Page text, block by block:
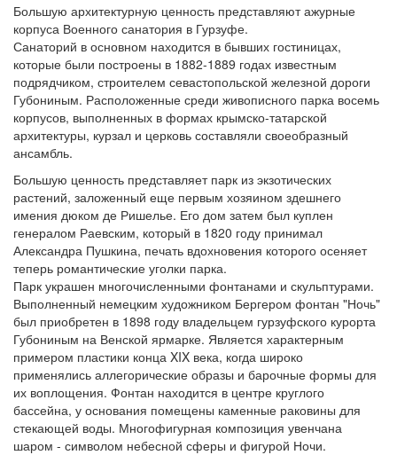
Большую архитектурную ценность представляют ажурные
корпуса Военного санатория в Гурзуфе.
Санаторий в основном находится в бывших гостиницах,
которые были построены в 1882-1889 годах известным
подрядчиком, строителем севастопольской железной дороги
Губониным. Расположенные среди живописного парка восемь
корпусов, выполненных в формах крымско-татарской
архитектуры, курзал и церковь составляли своеобразный
ансамбль.
Большую ценность представляет парк из экзотических
растений, заложенный еще первым хозяином здешнего
имения дюком де Ришелье. Его дом затем был куплен
генералом Раевским, который в 1820 году принимал
Александра Пушкина, печать вдохновения которого осеняет
теперь романтические уголки парка.
Парк украшен многочисленными фонтанами и скульптурами.
Выполненный немецким художником Бергером фонтан "Ночь"
был приобретен в 1898 году владельцем гурзуфского курорта
Губониным на Венской ярмарке. Является характерным
примером пластики конца XIX века, когда широко
применялись аллегорические образы и барочные формы для
их воплощения. Фонтан находится в центре круглого
бассейна, у основания помещены каменные раковины для
стекающей воды. Многофигурная композиция увенчана
шаром - символом небесной сферы и фигурой Ночи.